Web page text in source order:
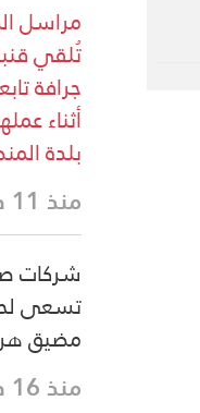
مراسل
تُلقي
جرافة
أثناء
بلدة
منذ 11 دقيقة
شركات
تسعى
مضيق
منذ 16 دقيقة